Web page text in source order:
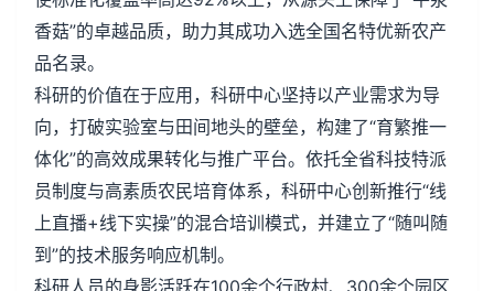
香菇”的卓越品质，助力其成功入选全国名特优新农产
品名录。
科研的价值在于应用，科研中心坚持以产业需求为导
向，打破实验室与田间地头的壁垒，构建了“育繁推一
体化”的高效成果转化与推广平台。依托全省科技特派
员制度与高素质农民培育体系，科研中心创新推行“线
上直播+线下实操”的混合培训模式，并建立了“随叫随
到”的技术服务响应机制。
科研人员的身影活跃在100余个行政村、300余个园区